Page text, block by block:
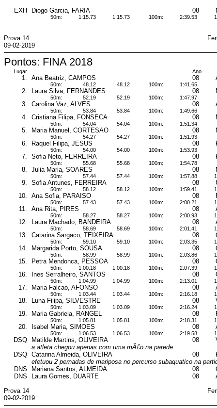
EXH
Diogo Garcia, FARIA 08
50m: 1:15.73 1:15.73 100m: 2:39.53
Prova 14
09-02-2019
Pontos: FINA 2018
Lugar Ano
1. Ana Beatriz, CAMPOS 08
50m: 48.12 48.12 100m: 1:41.65
2. Laura Silva, FERNANDES 08
50m: 52.19 52.19 100m: 1:47.97
3. Carolina Vaz, ALVES 08
50m: 53.84 53.84 100m: 1:49.66
4. Cristiana Filipa, FONSECA 08
50m: 54.04 54.04 100m: 1:51.34
5. Maria Manuel, CORTESAO 08
50m: 54.27 54.27 100m: 1:51.93
6. Raquel Filipa, JESUS 08
50m: 54.00 54.00 100m: 1:53.93
7. Sofia Neto, FERREIRA 08
50m: 55.68 55.68 100m: 1:54.78
8. Julia Maria, SOARES 08
50m: 57.44 57.44 100m: 1:57.88
9. Sofia Antunes, FERREIRA 08
50m: 58.12 58.12 100m: 1:59.41
10. Ana Sofia, PARAISO 08
50m: 57.43 57.43 100m: 2:00.21
11. Ana Rita, PIRES 08
50m: 58.27 58.27 100m: 2:00.93
12. Laura Machado, BANDEIRA 08
50m: 58.69 58.69 100m: 2:01.41
13. Catarina Sargaco, TEIXEIRA 08
50m: 59.10 59.10 100m: 2:03.35
14. Margarida Porto, SOUSA 08
50m: 58.99 58.99 100m: 2:03.86
15. Petra Mendonca, PESSOA 08
50m: 1:00.18 1:00.18 100m: 2:07.39
16. Ines Serralheiro, SANTOS 08
50m: 1:04.99 1:04.99 100m: 2:13.01
17. Maria Falcao, AFONSO 08
50m: 1:03.44 1:03.44 100m: 2:16.18
18. Luna Filipa, SILVESTRE 08
50m: 1:03.09 1:03.09 100m: 2:16.24
19. Maria Gabriela, RANGEL 08
50m: 1:05.81 1:05.81 100m: 2:18.31
20. Isabel Maria, SIMOES 08
50m: 1:06.53 1:06.53 100m: 2:19.58
DSQ Matilde Martins, OLIVEIRA 08
a atleta chegou apenas com uma mÃ£o na parede
DSQ Catarina Almeida, OLIVEIRA 08
efetuou 2 pernadas de mariposa no percurso subaquatico na
DNS
Mariana Santos, ALMEIDA 08
DNS
Laura Gomes, DUARTE 08
Prova 14
09-02-2019